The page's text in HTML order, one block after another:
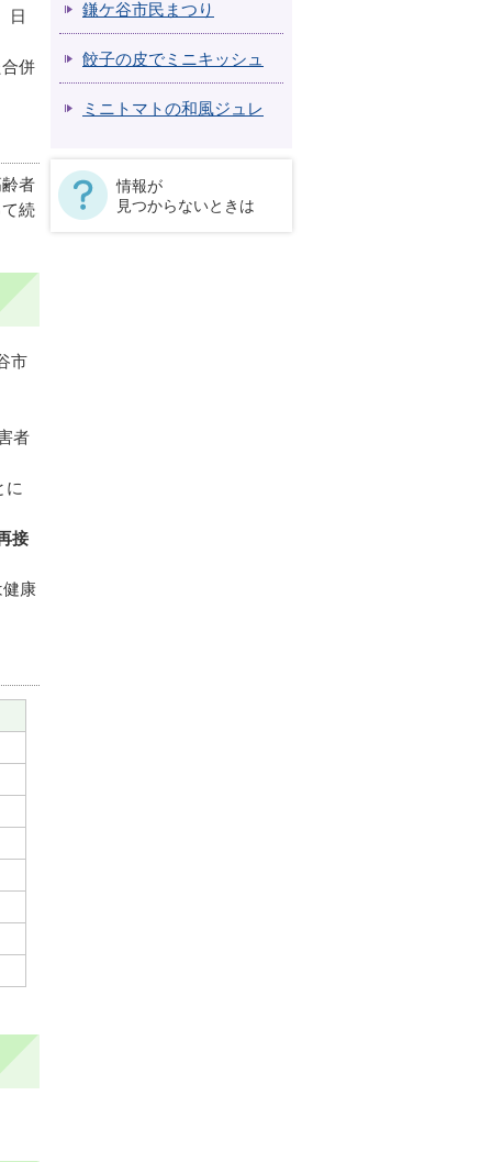
日
併
者
続
市
者
に
接
健康
鎌ケ谷市民まつり
餃子の皮でミニキッシュ
ミニトマトの和風ジュレ
情報が
見つからないときは